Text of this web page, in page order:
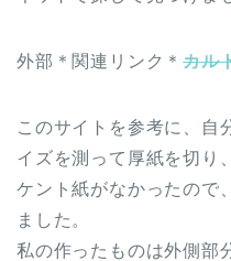
外部＊関連リンク＊カル
このサイトを参考に、自
イズを測って厚紙を切り、
ケント紙がなかったので
ました。
私の作ったものは外側